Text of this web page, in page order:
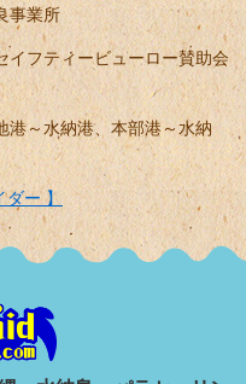
事業所
イフティービューロー賛助会
港～水納港、本部港～水納
ー 】